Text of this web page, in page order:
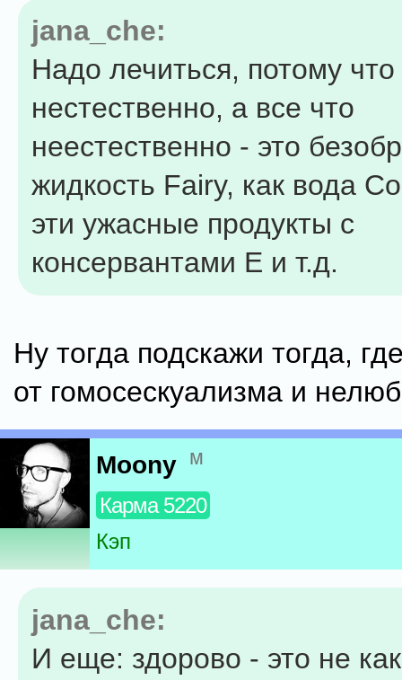
jana_che:
Надо лечиться, потому что
нестественно, а все что
неестественно - это
жидкость Fairy, как вода
эти ужасные продукты с
консервантами E и т.д.
Ну тогда подскажи тогда,
от гомосескуализма и
Moony м
Карма 5220
Кэп
jana_che:
И еще: здорово - это не